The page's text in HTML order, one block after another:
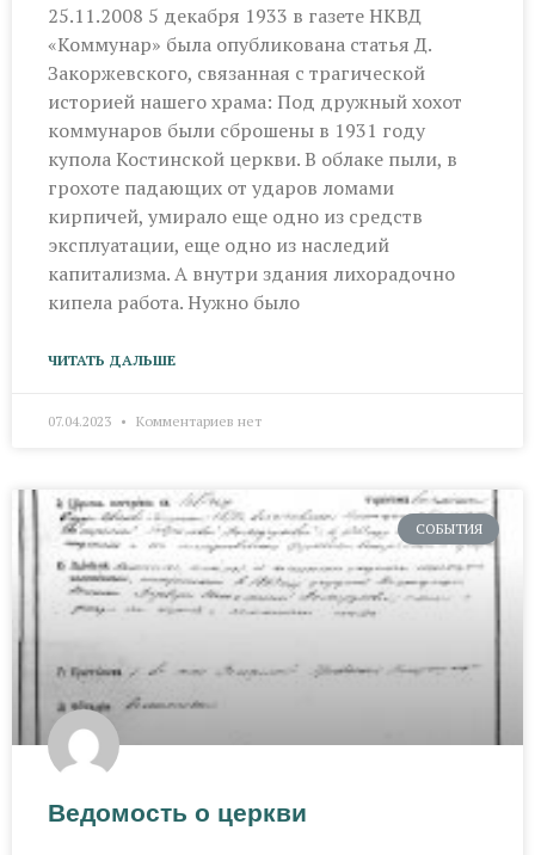
25.11.2008 5 декабря 1933 в газете НКВД
«Коммунар» была опубликована статья Д.
Закоржевского, связанная с трагической
историей нашего храма: Под дружный хохот
коммунаров были сброшены в 1931 году
купола Костинской церкви. В облаке пыли, в
грохоте падающих от ударов ломами
кирпичей, умирало еще одно из средств
эксплуатации, еще одно из наследий
капитализма. А внутри здания лихорадочно
кипела работа. Нужно было
ЧИТАТЬ ДАЛЬШЕ
07.04.2023 Комментариев нет
СОБЫТИЯ
Ведомость о церкви